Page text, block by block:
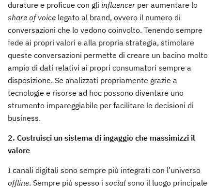
durature e proficue con gli influencer per aumentare lo
share of voice legato al brand, ovvero il numero di
conversazioni che lo vedono coinvolto. Tenendo sempre
fede ai propri valori e alla propria strategia, stimolare
queste conversazioni permette di creare un bacino molto
ampio di dati relativi ai propri consumatori sempre a
disposizione. Se analizzati propriamente grazie a
tecnologie e risorse ad hoc possono diventare uno
strumento impareggiabile per facilitare le decisioni di
business.
2. Costruisci un sistema di ingaggio che massimizzi il
valore
I canali digitali sono sempre più integrati con l’universo
offline. Sempre più spesso i social sono il luogo principale